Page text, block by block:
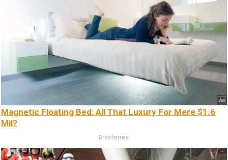
Magnetic Floating Bed: All That Luxury For Mere $1.6
Mil?
Brainberries